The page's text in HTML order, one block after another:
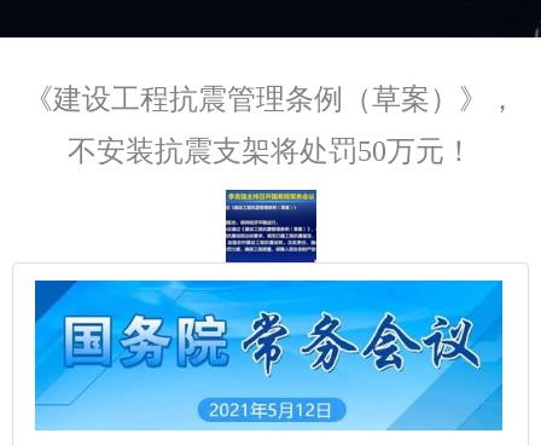
《建设工程抗震管理条例（草案）》，
不安装抗震支架将处罚50万元！